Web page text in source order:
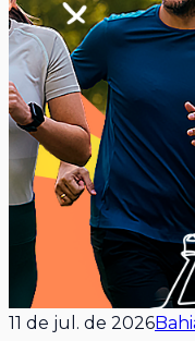
11 de jul. de 2026